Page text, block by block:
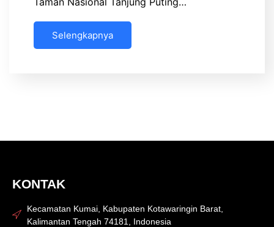
Selengkapnya
KONTAK
Kecamatan Kumai, Kabupaten Kotawaringin Barat,
Kalimantan Tengah 74181, Indonesia